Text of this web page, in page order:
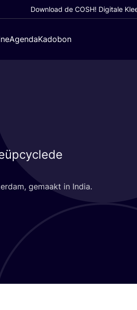
Download de COSH! Digitale
AgendaKadobon
gemaakt in India.